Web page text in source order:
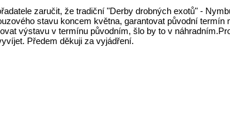
zaručit, že tradiční "Derby drobných exotů" -
stavu koncem května, garantovat původní termín
výstavu v termínu původním, šlo by to v
Předem děkuji za vyjádření.